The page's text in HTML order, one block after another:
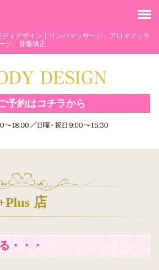
ィデザイン｜リンパマッサージ、アロママッサ
ージ、骨盤矯正
予約はコチラから
店
・・・